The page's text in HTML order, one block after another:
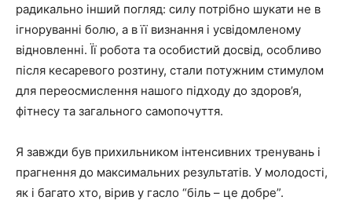
радикально інший погляд: силу потрібно шукати не в
ігноруванні болю, а в її визнання і усвідомленому
відновленні. Її робота та особистий досвід, особливо
після кесаревого розтину, стали потужним стимулом
для переосмислення нашого підходу до здоров’я,
фітнесу та загального самопочуття.
Я завжди був прихильником інтенсивних тренувань і
прагнення до максимальних результатів. У молодості,
як і багато хто, вірив у гасло “біль – це добре”.